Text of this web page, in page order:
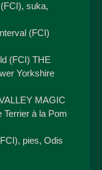
suka,
(FCI)
(FCI) THE
Yorkshire
MAGIC
à la Pom
pies, Odis